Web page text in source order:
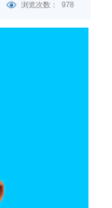
浏览次数： 978